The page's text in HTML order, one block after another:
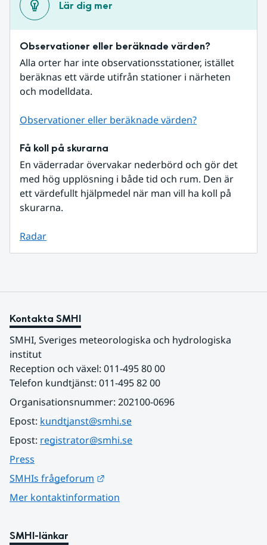
Lär dig mer
Observationer eller beräknade värden?
Alla orter har inte observationsstationer, istället
beräknas ett värde utifrån stationer i närheten
och modelldata.
Observationer eller beräknade värden?
Få koll på skurarna
En väderradar övervakar nederbörd och gör det
med hög upplösning i både tid och rum. Den är
ett värdefullt hjälpmedel när man vill ha koll på
skurarna.
Radar
Kontakta SMHI
SMHI, Sveriges meteorologiska och hydrologiska
institut
Reception och växel: 011-495 80 00
Telefon kundtjänst: 011-495 82 00
Organisationsnummer: 202100-0696
Epost: kundtjanst@smhi.se
Epost: registrator@smhi.se
Press
SMHIs frågeforum
Mer kontaktinformation
SMHI-länkar